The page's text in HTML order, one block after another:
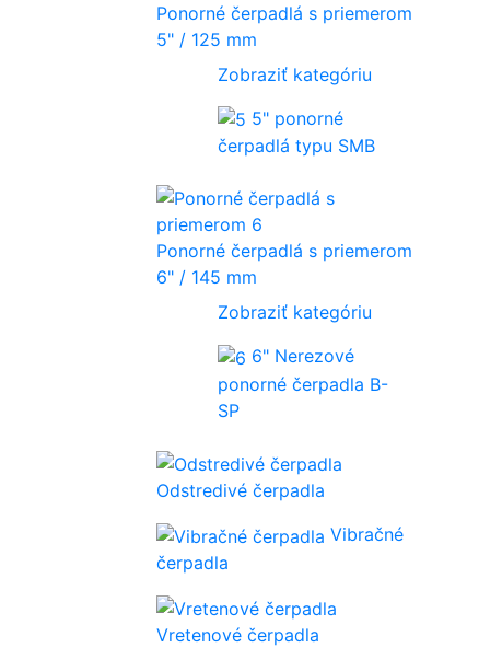
Ponorné čerpadlá s priemerom
5" / 125 mm
Zobraziť kategóriu
5" ponorné
čerpadlá typu SMB
Ponorné čerpadlá s priemerom
6" / 145 mm
Zobraziť kategóriu
6" Nerezové
ponorné čerpadla B-
SP
Odstredivé čerpadla
Vibračné
čerpadla
Vretenové čerpadla